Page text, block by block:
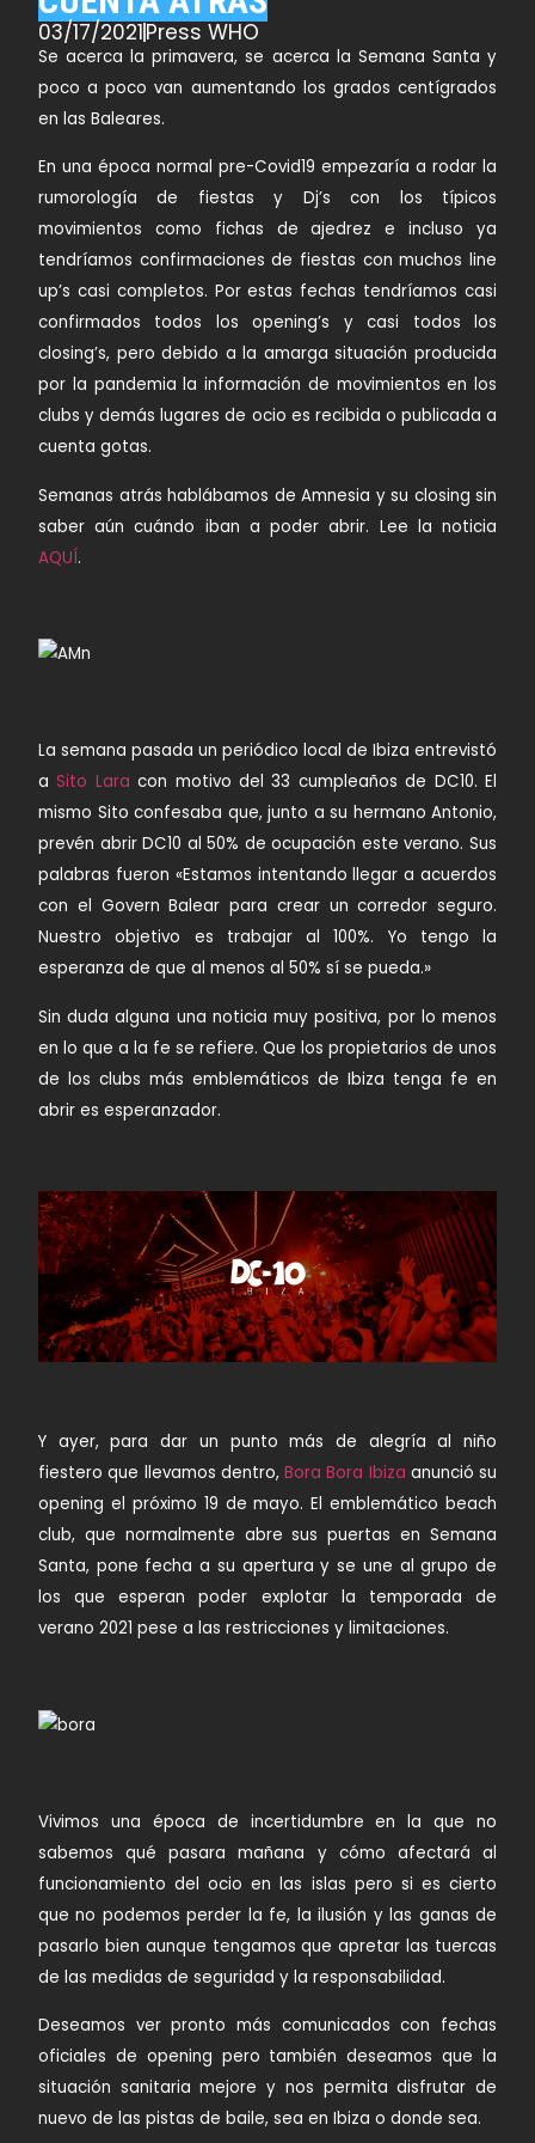
03/17/2021Press WHO
Se acerca la primavera, se acerca la Semana Santa y
poco a poco van aumentando los grados centígrados
en las Baleares.
En una época normal pre-Covid19 empezaría a rodar la
rumorología de fiestas y Dj’s con los típicos
movimientos como fichas de ajedrez e incluso ya
tendríamos confirmaciones de fiestas con muchos line
up’s casi completos. Por estas fechas tendríamos casi
confirmados todos los opening’s y casi todos los
closing’s, pero debido a la amarga situación producida
por la pandemia la información de movimientos en los
clubs y demás lugares de ocio es recibida o publicada a
cuenta gotas.
Semanas atrás hablábamos de Amnesia y su closing sin
saber aún cuándo iban a poder abrir. Lee la noticia
AQUÍ.
La semana pasada un periódico local de Ibiza entrevistó
aSito Lara con motivo del 33 cumpleaños de DC10. El
mismo Sito confesaba que, junto a su hermano Antonio,
prevén abrir DC10 al 50% de ocupación este verano. Sus
palabras fueron «Estamos intentando llegar a acuerdos
con el Govern Balear para crear un corredor seguro.
Nuestro objetivo es trabajar al 100%. Yo tengo la
esperanza de que al menos al 50% sí se pueda.»
Sin duda alguna una noticia muy positiva, por lo menos
en lo que a la fe se refiere. Que los propietarios de unos
de los clubs más emblemáticos de Ibiza tenga fe en
abrir es esperanzador.
Y ayer, para dar un punto más de alegría al niño
fiestero que llevamos dentro, Bora Bora Ibiza anunció su
opening el próximo 19 de mayo. El emblemático beach
club, que normalmente abre sus puertas en Semana
Santa, pone fecha a su apertura y se une al grupo de
los que esperan poder explotar la temporada de
verano 2021 pese a las restricciones y limitaciones.
Vivimos una época de incertidumbre en la que no
sabemos qué pasara mañana y cómo afectará al
funcionamiento del ocio en las islas pero si es cierto
que no podemos perder la fe, la ilusión y las ganas de
pasarlo bien aunque tengamos que apretar las tuercas
de las medidas de seguridad y la responsabilidad.
Deseamos ver pronto más comunicados con fechas
oficiales de opening pero también deseamos que la
situación sanitaria mejore y nos permita disfrutar de
nuevo de las pistas de baile, sea en Ibiza o donde sea.